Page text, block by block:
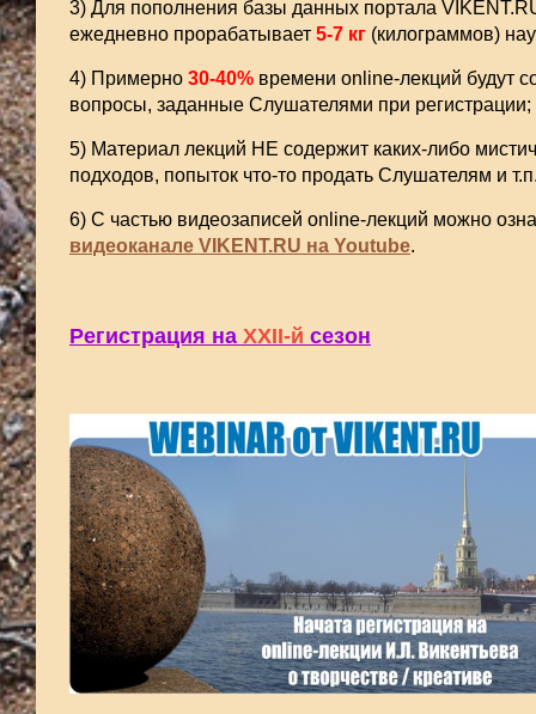
3) Для пополнения базы данных портала
ежедневно прорабатывает 5-7 кг (килограммов)
4) Примерно 30-40% времени online-лекций будут
вопросы, заданные Слушателями при регистрации;
5) Материал лекций НЕ содержит каких-либо
подходов, попыток что-то продать Слушателям и
6) С частью видеозаписей online-лекций можно
видеоканале VIKENT.RU на Youtube.
Регистрация на XXII-й сезон